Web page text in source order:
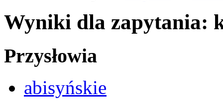
Wyniki dla zapytania:
Przysłowia
abisyńskie